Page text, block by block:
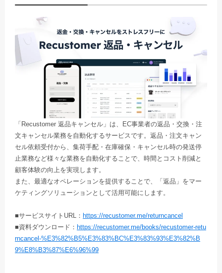
「Recustomer 返品キャンセル」は、EC事業者の返品・交換・注
文キャンセル業務を自動化するサービスです。返品・注文キャン
セル依頼受付から、集荷手配・在庫確保・キャンセル時の発送停
止業務など様々な業務を自動化することで、時間とコスト削減と
顧客体験の向上を実現します。
また、最適なオペレーションを提供することで、「返品」をマー
ケティングソリューションとして活用可能にします。
■サービスサイトURL： https://recustomer.me/returncancel
■資料ダウンロード： https://recustomer.me/books/recustomer-retu
rncancel-%E3%82%B5%E3%83%BC%E3%83%93%E3%82%B
9%E8%B3%87%E6%96%99